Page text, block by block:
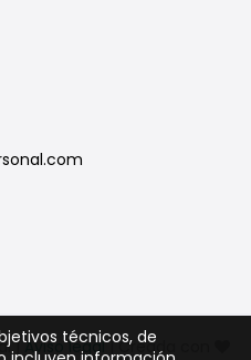
|Aviso legal| Creada con
técnicos, de